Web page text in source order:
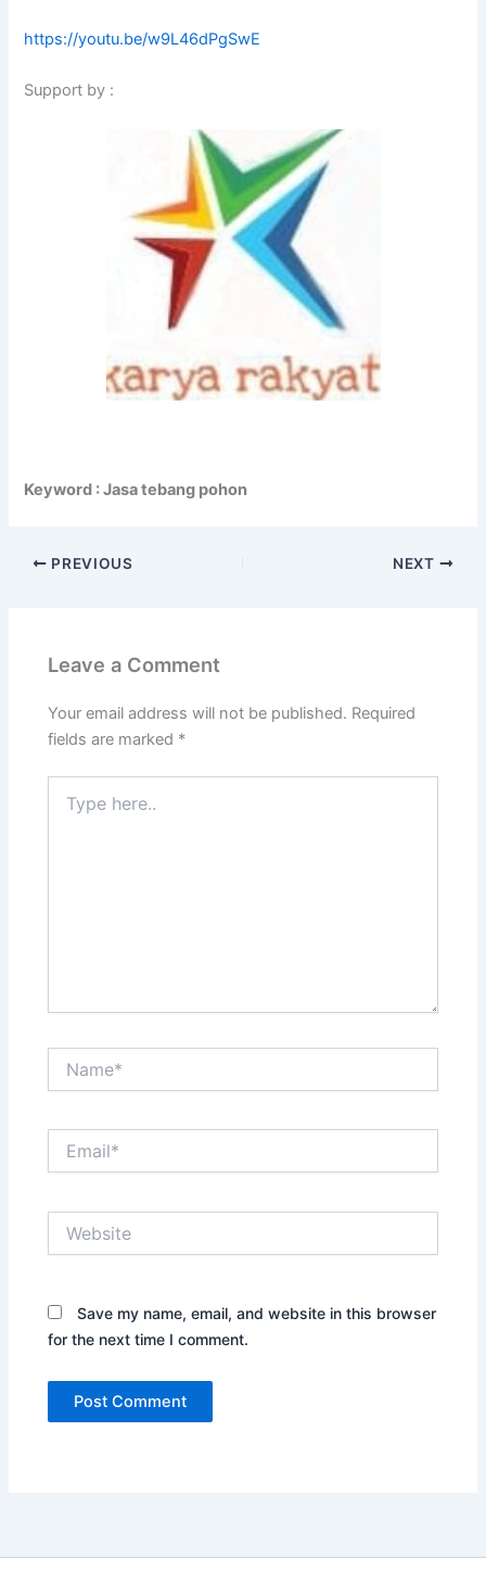
https://youtu.be/w9L46dPgSwE
Support by :
Keyword : Jasa tebang pohon
PREVIOUS NEXT
Leave a Comment
Your email address will not be published. Required
fields are marked *
here..
Save my name, email, and website in this browser
for the next time I comment.